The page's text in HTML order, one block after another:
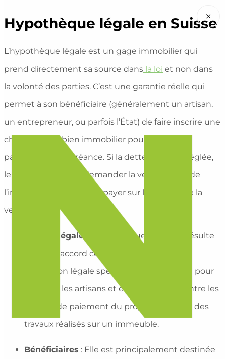
Hypothèque légale en Suisse
L’hypothèque légale est un gage immobilier qui
prend directement sa source dans la loi et non dans
la volonté des parties. C’est une garantie réelle qui
permet à son bénéficiaire (généralement un artisan,
un entrepreneur, ou parfois l’État) de faire inscrire une
charge sur un bien immobilier pour garantir le
paiement d’une créance. Si la dette n’est pas réglée,
le bénéficiaire peut demander la vente forcée de
l’immeuble pour se faire payer sur le produit de la
vente.
Origine légale
: L’hypothèque légale ne résulte
pas d’un accord contractuel, mais d’une
disposition légale spécifique, par exemple pour
protéger les artisans et entrepreneurs contre les
défauts de paiement du propriétaire pour des
travaux réalisés sur un immeuble.
Bénéficiaires : Elle est principalement destinée
×